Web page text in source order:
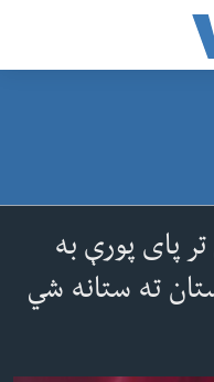
پای پورې به